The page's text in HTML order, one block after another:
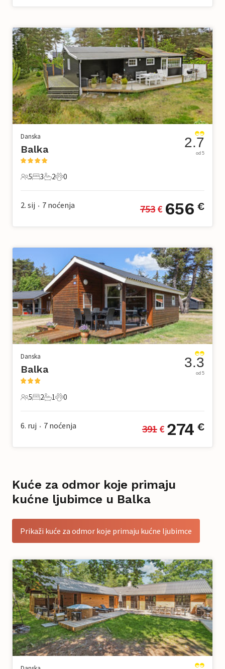
Danska
Balka
5 Gosti
5
3 Spavaće sobe
3
2 Kupaonice
2
0 Kućni ljubimac
0
2.7
od 5
2. sij • 7 noćenja 753 € 656 €
Danska
Balka
5 Gosti
5
2 Spavaće sobe
2
1 Kupaonica
1
0 Kućni ljubimac
0
3.3
od 5
6. ruj • 7 noćenja 391 € 274 €
Kuće za odmor koje primaju
kućne ljubimce u Balka
Prikaži kuće za odmor koje primaju kućne ljubimce